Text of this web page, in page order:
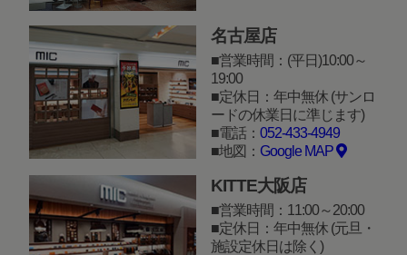
名古屋店
営業時間：(平日)10:00～
19:00
定休日：年中無休 (サンロ
ードの休業日に準じます)
電話： 052-433-4949
地図： Google MAP
KITTE大阪店
営業時間：11:00～20:00
定休日：年中無休 (元旦・
施設定休日は除く)